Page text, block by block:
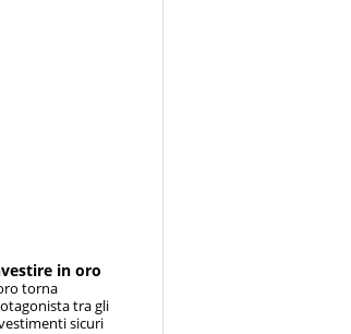
in oro
torna
tra gli
sicuri